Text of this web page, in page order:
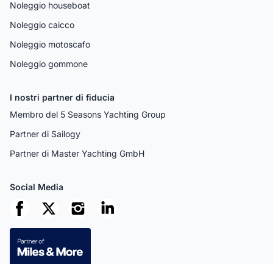
Noleggio houseboat
Noleggio caicco
Noleggio motoscafo
Noleggio gommone
I nostri partner di fiducia
Membro del 5 Seasons Yachting Group
Partner di Sailogy
Partner di Master Yachting GmbH
Social Media